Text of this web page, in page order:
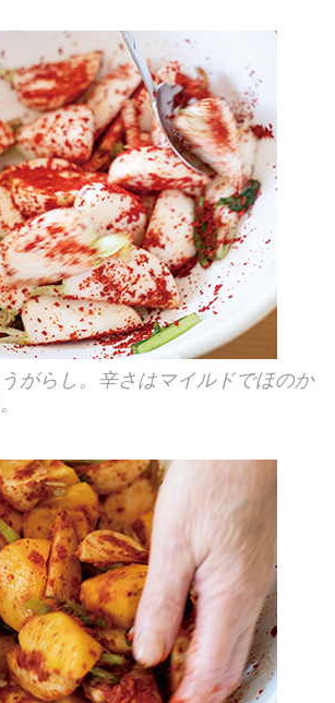
がらし。辛さはマイルドでほのか